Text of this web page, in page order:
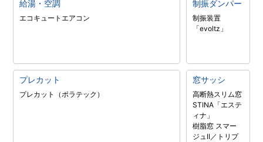
給湯・空調
エコキュートエアコン
制振ダンパー
制振装置
「evoltz」
プレカット
プレカット（ポラテック）
窓サッシ
高断熱スリム窓
STINA「エステ
ィナ」
樹脂窓 スマー
ジュII／トリプ